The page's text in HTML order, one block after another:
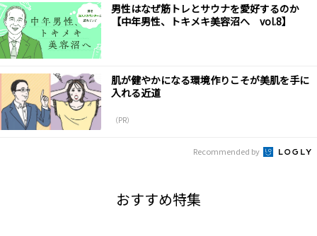
男性はなぜ筋トレとサウナを愛好するのか
【中年男性、トキメキ美容沼へ vol.8】
肌が健やかになる環境作りこそが美肌を手に
入れる近道
（PR）
Recommended by
おすすめ特集